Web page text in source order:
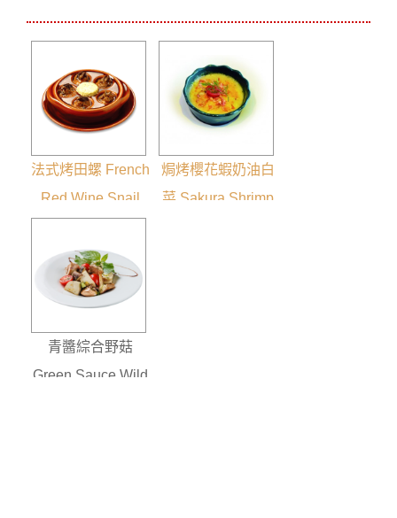
法式烤田螺 French
Red Wine Snail
焗烤櫻花蝦奶油白
菜 Sakura Shrimp
青醬綜合野菇
Green Sauce Wild